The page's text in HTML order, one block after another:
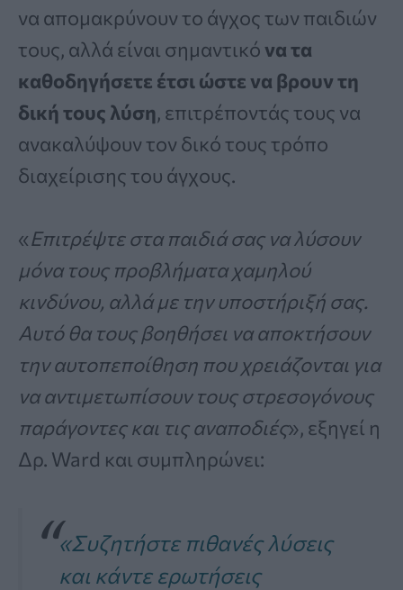
να απομακρύνουν το άγχος των παιδιών
τους, αλλά είναι σημαντικόνα τα
καθοδηγήσετε έτσι ώστε να βρουν τη
δική τους λύση, επιτρέποντάς τους να
ανακαλύψουν τον δικό τους τρόπο
διαχείρισης του άγχους.
«Επιτρέψτε στα παιδιά σας να λύσουν
μόνα τους προβλήματα χαμηλού
κινδύνου, αλλά με την υποστήριξή σας.
Αυτό θα τους βοηθήσει να αποκτήσουν
την αυτοπεποίθηση που χρειάζονται για
να αντιμετωπίσουν τους στρεσογόνους
παράγοντες και τις αναποδιές», εξηγεί η
Δρ. Ward και συμπληρώνει:
«Συζητήστε πιθανές λύσεις
και κάντε ερωτήσεις